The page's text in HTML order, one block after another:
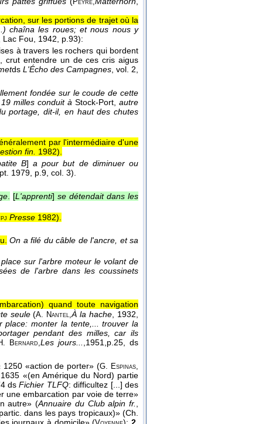
Peyré,
sur les portions de trajet où la
chaîna les roues; et nous nous y
, Lac Fou , 1942 , p.93):
à travers les rochers qui bordent
crut entendre un de ces cris aigus
ds L'Écho des Campagnes , vol. 2
fondée sur le coude de cette
milles conduit à Stock-Port,autre
portage, dit-il, en haut des chutes
par l'intermédiaire d'une
fin. 1982).
B] a pour but de diminuer ou
1979 , p.9, col. 3).
. [L'apprenti] se détendait dans les
Presse 1982).
On a filé du câble de l'ancre, et sa
sur l'arbre moteur le volant de
de l'arbre dans les coussinets
quand toute navigation
seule(A. Nantel,À la hache, 1932,
place: monter la tente,... trouver la
pendant des milles, car ils
Bernard,Les jours...,1951,p.25, ds
1250 «action de porter» (G. Espinas,
1635 «(en Amérique du Nord) partie
dsFichier TLFQ: difficultez [...] des
une embarcation par voie de terre»
autre» (Annuaire du Club alpin fr.,
dans les pays tropicaux)» (Ch.